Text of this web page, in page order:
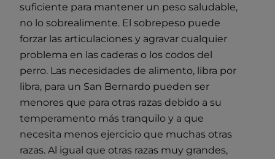
suficiente para mantener un peso saludable,
no lo sobrealimente. El sobrepeso puede
forzar las articulaciones y agravar cualquier
problema en las caderas o los codos del
perro. Las necesidades de alimento, libra por
libra, para un San Bernardo pueden ser
menores que para otras razas debido a su
temperamento más tranquilo y a que
necesita menos ejercicio que muchas otras
razas. Al igual que otras razas muy grandes,